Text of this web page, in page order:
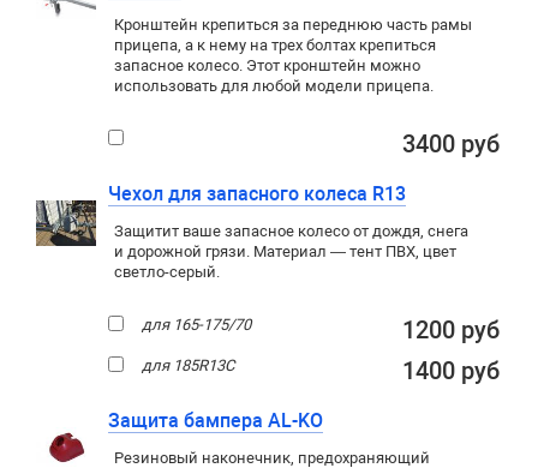
Кронштейн крепиться за переднюю часть рамы
прицепа, а к нему на трех болтах крепиться
запасное колесо. Этот кронштейн можно
использовать для любой модели прицепа.
3400 руб
Чехол для запасного колеса R13
Защитит ваше запасное колесо от дождя, снега
и дорожной грязи. Материал — тент ПВХ, цвет
светло-серый.
для 165-175/70 1200 руб
для 185R13C 1400 руб
Защита бампера AL-KO
Резиновый наконечник, предохраняющий